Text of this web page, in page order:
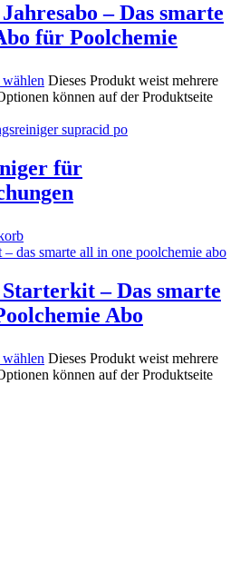
– Das smarte
für Poolchemie
Dieses Produkt weist mehrere
können auf der Produktseite
für
– Das smarte
Abo
Dieses Produkt weist mehrere
können auf der Produktseite